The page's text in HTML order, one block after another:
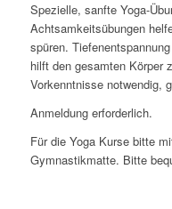
Spezielle, sanfte Yoga-
Achtsamkeitsübungen
spüren.
hilft den gesamten Körper
Vorkenntnisse notwendig,
Anmeldung erforderlich.
Für die Yoga Kurse bitte
Gymnastikmatte. Bitte